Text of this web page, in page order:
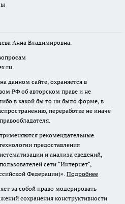
Анна Владимировна.
данном сайте, охраняется в
РФ об авторском праве и не
в какой бы то ни было форме, в
переработке не иначе
рекомендательные
предоставления
и анализа сведений,
сети "Интернет",
Федерации)». Подробнее
за собой право модерировать
сохранения конструктивности